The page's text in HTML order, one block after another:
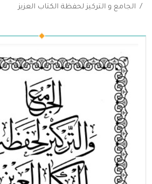
الجامع و التركيز لحفظة الكتاب العزيز